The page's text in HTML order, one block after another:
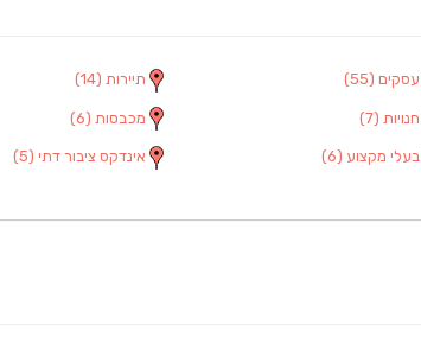
עסקים (55) תיירות (14)
חנויות (7) מכבסות (6)
בעלי מקצוע (6) אינדקס ציבור דתי (5)